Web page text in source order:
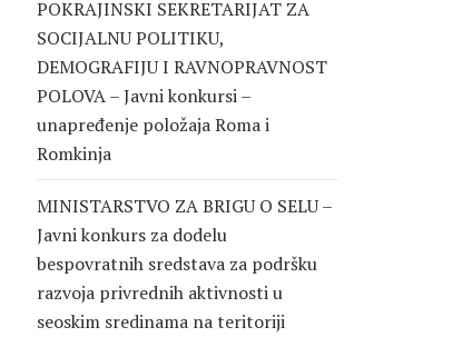
POKRAJINSKI SEKRETARIJAT ZA
SOCIJALNU POLITIKU,
DEMOGRAFIJU I RAVNOPRAVNOST
POLOVA – Javni konkursi –
unapređenje položaja Roma i
Romkinja
MINISTARSTVO ZA BRIGU O SELU –
Javni konkurs za dodelu
bespovratnih sredstava za podršku
razvoja privrednih aktivnosti u
seoskim sredinama na teritoriji